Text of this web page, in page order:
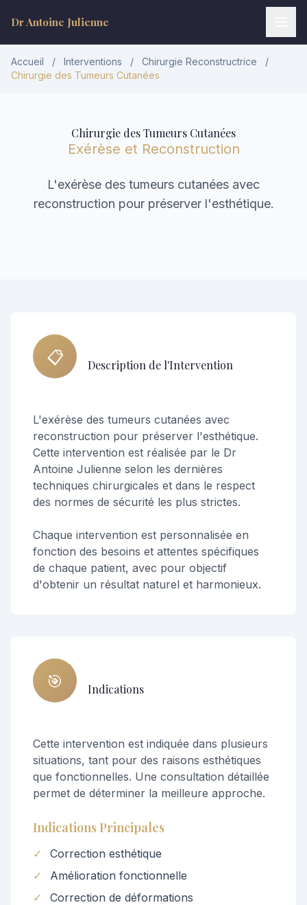
Dr Antoine Julienne
Accueil / Interventions / Chirurgie Reconstructrice
/
Chirurgie des Tumeurs Cutanées
Chirurgie des Tumeurs Cutanées
Exérèse et Reconstruction
L'exérèse des tumeurs cutanées avec
reconstruction pour préserver l'esthétique.
📋 Description de l'Intervention
L'exérèse des tumeurs cutanées avec
reconstruction pour préserver l'esthétique.
Cette intervention est réalisée par le Dr
Antoine Julienne selon les dernières
techniques chirurgicales et dans le respect
des normes de sécurité les plus strictes.
Chaque intervention est personnalisée en
fonction des besoins et attentes spécifiques
de chaque patient, avec pour objectif
d'obtenir un résultat naturel et harmonieux.
🎯 Indications
Cette intervention est indiquée dans plusieurs
situations, tant pour des raisons esthétiques
que fonctionnelles. Une consultation détaillée
permet de déterminer la meilleure approche.
Indications Principales
✓
Correction esthétique
✓
Amélioration fonctionnelle
✓
Correction de déformations
Assistant virtuel • Chirurgie plastique